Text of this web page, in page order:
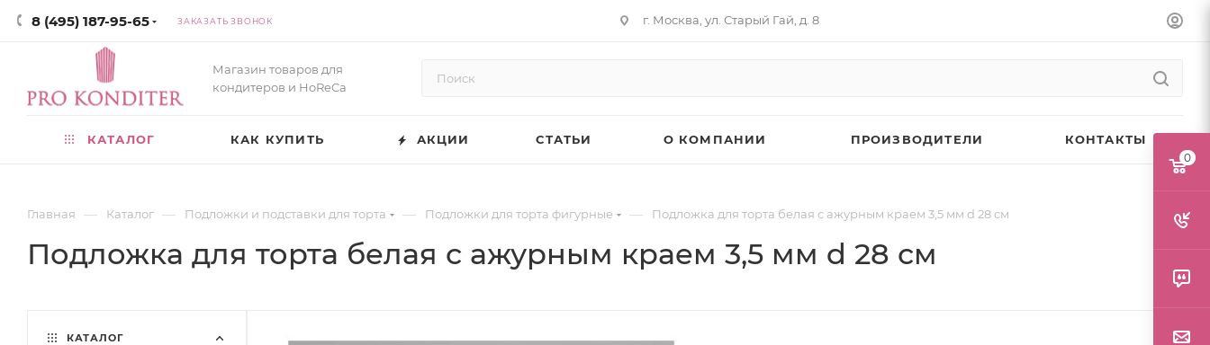
8 (495) 187-95-65 ЗАКАЗАТЬ ЗВОНОК г. Москва, ул. Старый Гай, д. 8
Магазин товаров для
кондитеров и HoReCa
КАТАЛОГ КАК КУПИТЬ АКЦИИ СТАТЬИ О КОМПАНИИ ПРОИЗВОДИТЕЛИ КОНТАКТЫ
Главная — Каталог — Подложки и подставки для торта — Подложки для торта фигурные — Подложка для торта белая с ажурным краем 3,5 мм d 28 см
Подложка для торта белая с ажурным краем 3,5 мм d 28 см
КАТАЛОГ
0